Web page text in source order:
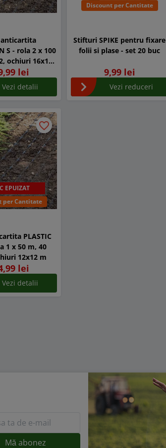
anticartita
S - rola 2 x 100
ochiuri 16x16
mm lei
Vezi detalii
Discount per Cantitate
Stifturi SPIKE pentru fixare
folii si plase - set 20 buc
9,99 lei
Vezi reduceri
EPUIZAT
per Cantitate
favorite_border
favorite_border
PLASTIC
1 x 50 m, 40
12x12 m
lei
Vezi detalii